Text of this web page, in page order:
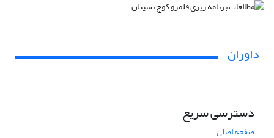
داوران
دسترسی سریع
صفحه اصلی